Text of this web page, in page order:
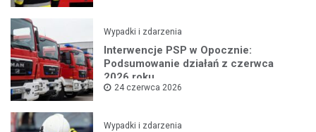
Wypadki i zdarzenia
Interwencje PSP w Opocznie:
Podsumowanie działań z czerwca
2026 roku
24 czerwca 2026
Wypadki i zdarzenia